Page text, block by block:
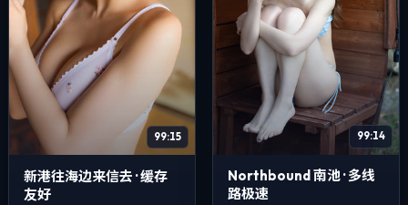
99:15
新港往海边来信去 · 缓存
友好
99:14
Northbound 南池 · 多线
路极速